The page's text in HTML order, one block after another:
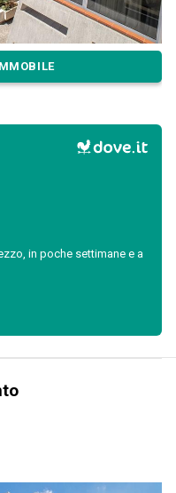
in poche settimane e a